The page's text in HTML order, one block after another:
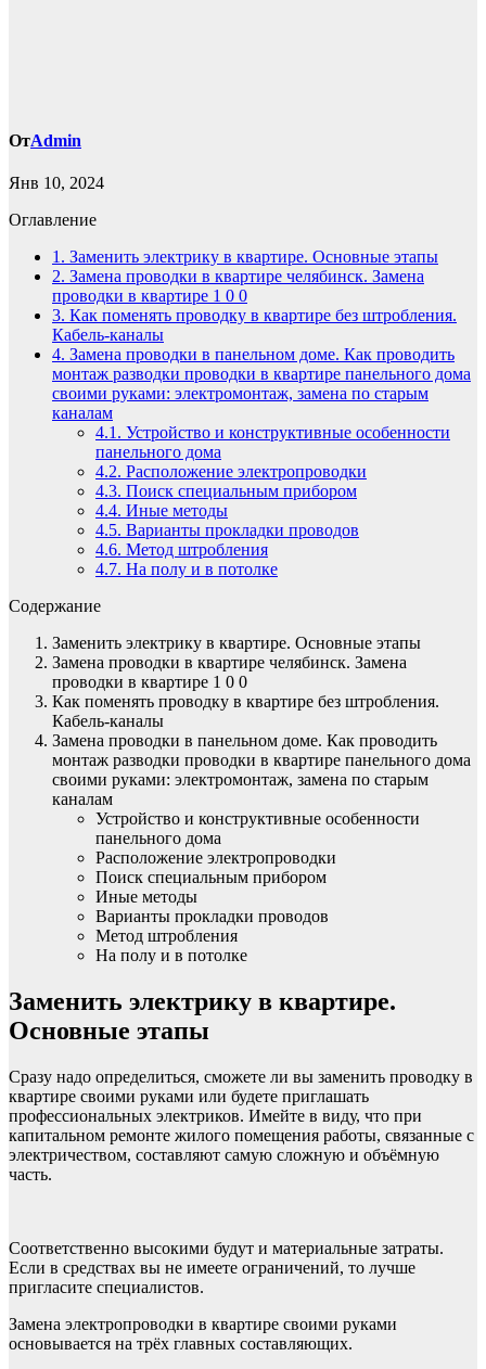
ОтAdmin
Янв 10, 2024
Оглавление
1. Заменить электрику в квартире. Основные этапы
2. Замена проводки в квартире челябинск. Замена
проводки в квартире 1 0 0
3. Как поменять проводку в квартире без штробления.
Кабель-каналы
4. Замена проводки в панельном доме. Как проводить
монтаж разводки проводки в квартире панельного дома
своими руками: электромонтаж, замена по старым
каналам
4.1. Устройство и конструктивные особенности
панельного дома
4.2. Расположение электропроводки
4.3. Поиск специальным прибором
4.4. Иные методы
4.5. Варианты прокладки проводов
4.6. Метод штробления
4.7. На полу и в потолке
Содержание
Заменить электрику в квартире. Основные этапы
Замена проводки в квартире челябинск. Замена
проводки в квартире 1 0 0
Как поменять проводку в квартире без штробления.
Кабель-каналы
Замена проводки в панельном доме. Как проводить
монтаж разводки проводки в квартире панельного дома
своими руками: электромонтаж, замена по старым
каналам
Устройство и конструктивные особенности
панельного дома
Расположение электропроводки
Поиск специальным прибором
Иные методы
Варианты прокладки проводов
Метод штробления
На полу и в потолке
Заменить электрику в квартире.
Основные этапы
Сразу надо определиться, сможете ли вы заменить проводку в
квартире своими руками или будете приглашать
профессиональных электриков. Имейте в виду, что при
капитальном ремонте жилого помещения работы, связанные с
электричеством, составляют самую сложную и объёмную
часть.
Соответственно высокими будут и материальные затраты.
Если в средствах вы не имеете ограничений, то лучше
пригласите специалистов.
Замена электропроводки в квартире своими руками
основывается на трёх главных составляющих.